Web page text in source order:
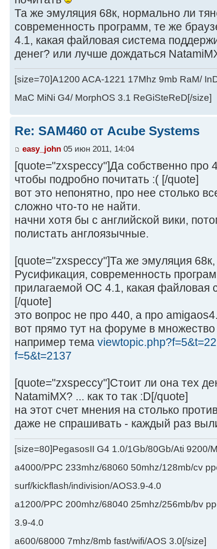
Та же эмуляция 68к, нормально ли
современность программ, те же
4.1, какая файловая система
денег? или лучше дождаться
[size=70]A1200 ACA-1221 17Mhz 9mb RaM/
MaC MiNi G4/ MorphOS 3.1 ReGiSteReD[/size]
Re: SAM460 от Acube Systems
easy_john 05 июн 2011, 14:04
[quote="zxspeccy"]Да собственно про
чтобы подробно почитать :( [/quote]
вот это непонятно, про нее столько
сложно что-то не найти.
начни хотя бы с английской вики,
полистать англоязычные.
[quote="zxspeccy"]Та же эмуляция
Русификация, современность
прилагаемой ОС 4.1, какая файловая
[/quote]
это вопрос не про 440, а про
вот прямо тут на форуме в
например тема
f=5&t=2137
[quote="zxspeccy"]Стоит ли она тех
NatamiMX? ... как то так :D[/quote]
на этот счет мнения на столько
даже не спрашивать - каждый раз
[size=80]PegasosII G4 1.0/1Gb/80Gb/Ati 9200/
a4000/PPC 233mhz/68060 50mhz/128mb/cv
surf/kickflash/indivision/AOS3.9-4.0
a1200/PPC 200mhz/68040 25mhz/256mb/bv
3.9-4.0
a600/68000 7mhz/8mb fast/wifi/AOS 3.0[/size]